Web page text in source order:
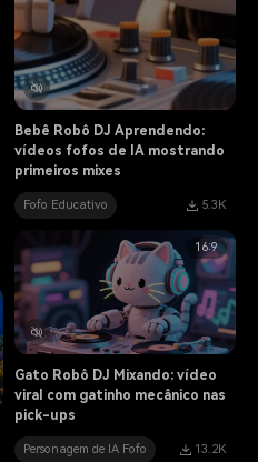
Bebê Robô DJ Aprendendo:
vídeos fofos de IA mostrando
primeiros mixes
Fofo Educativo 5.3K
16:9
Gato Robô DJ Mixando: vídeo
viral com gatinho mecânico nas
pick-ups
Personagem de IA Fofo 13.2K